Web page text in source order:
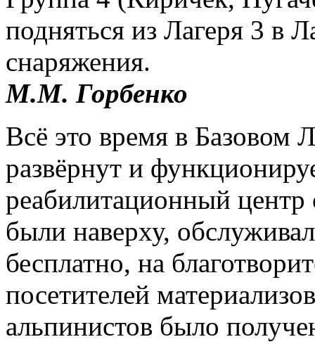
подняться из Лагеря 3 в
снаряжения.
М.М. Горбенко
Всё это время в Базовом
развёрнут и
реабилитационный
были наверху,
бесплатно, на
посетителей
альпинистов было